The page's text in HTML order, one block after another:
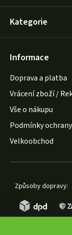
Kategorie
Informace
Doprava a platba
Vrácení zboží /
Vše o nákupu
Podmínky
Velkoobchod
Způsoby dopravy: